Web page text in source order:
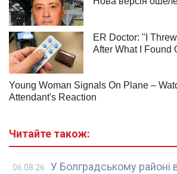
Читайте також:
У Болградському районі
06.08.26